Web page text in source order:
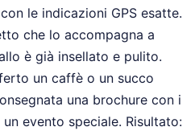
le indicazioni GPS esatte.
che lo accompagna a
è già insellato e pulito.
un caffè o un succo
una brochure con i
evento speciale. Risultato: